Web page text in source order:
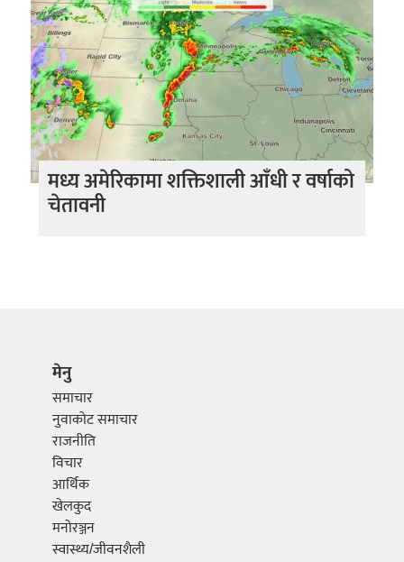
मध्य अमेरिकामा शक्तिशाली आँधी र वर्षाको
चेतावनी
मेनु
समाचार
नुवाकोट समाचार
राजनीति
विचार
आर्थिक
खेलकुद
मनोरञ्जन
स्वास्थ्य/जीवनशैली